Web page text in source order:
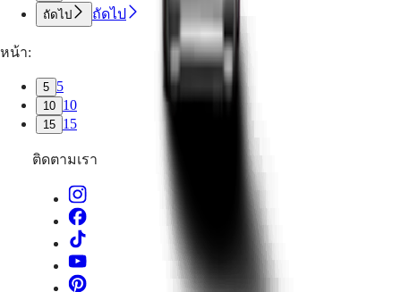
สุภาพ
นาฬิกา
สำหรับ
สุภาพ
สตรี
ทั้งหมด
ถัดไป ถัดไป
หน้า:
5 5
10 10
15 15
ติดตามเรา